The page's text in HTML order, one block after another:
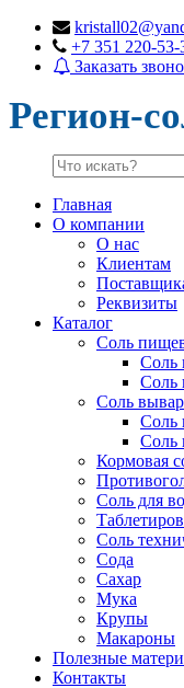
+7 351 220-53-
Заказать
Регион-
Главная
О компании
О нас
Клиентам
Реквизиты
Каталог
Соль
Соль
Соль
Соль
Соль
Соль
Кормовая
Соль для
Соль
Сода
Сахар
Мука
Крупы
Макароны
Полезные
Контакты